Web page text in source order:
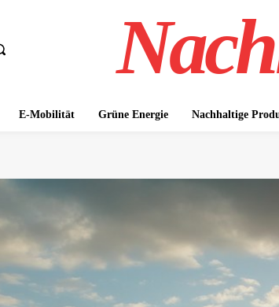
E-Mobilität Grüne Energie Nachhaltige